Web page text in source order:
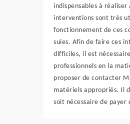
indispensables à réaliser
interventions sont très
fonctionnement de ces
suies. Afin de faire ces
difficiles, il est
professionnels en la
proposer de contacter
matériels appropriés. Il
soit nécessaire de payer